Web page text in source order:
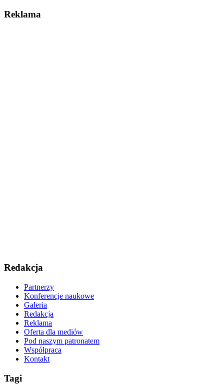
Reklama
Redakcja
Partnerzy
Konferencje naukowe
Galeria
Redakcja
Reklama
Oferta dla mediów
Pod naszym patronatem
Współpraca
Kontakt
Tagi